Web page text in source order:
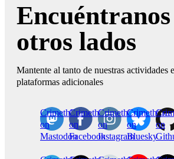
otros lados
Mantente al tanto de nuestras actividades
plataformas adicionales
CrimethInc.
on
Mastodon
Crimethinc.
on
Facebook
Crimethinc.
on
Instagram
Crimethinc.
on
Bluesky
on